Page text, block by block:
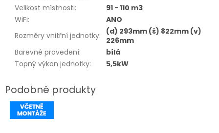
Velikost místnosti:
91 - 110 m3
WiFi:
ANO
Rozměry vnitřní jednotky:
(d) 293mm (š) 822mm (v)
226mm
Barevné provedení:
bílá
Topný výkon jednotky: 5,5kW